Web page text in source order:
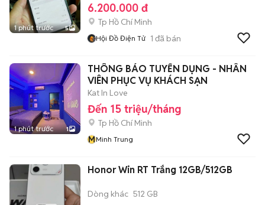
1 phút trước 5
6.200.000 đ
Tp Hồ Chí Minh
Hội Đồ Điện Tử 1 đã bán
1 phút trước 1
THÔNG BÁO TUYỂN DỤNG - NHÂN
VIÊN PHỤC VỤ KHÁCH SẠN
Kat In Love
Đến 15 triệu/tháng
Tp Hồ Chí Minh
MMinh Trung
Honor Win RT Trắng 12GB/512GB
Dòng khác 512 GB